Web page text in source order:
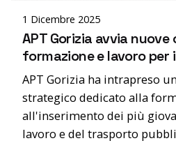
1 Dicembre 2025
APT Gorizia avvia
formazione e lavoro per
APT Gorizia ha intrapreso
strategico dedicato alla
all'inserimento dei più
lavoro e del trasporto